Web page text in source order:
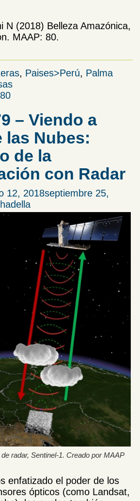
N (2018) Belleza Amazónica,
MAAP: 80.
, Paises>Perú, Palma
– Viendo a
las Nubes:
de la
con Radar
12, 2018septiembre 25,
radar, Sentinel-1. Creado por MAAP
enfatizado el poder de los
ópticos (como Landsat,